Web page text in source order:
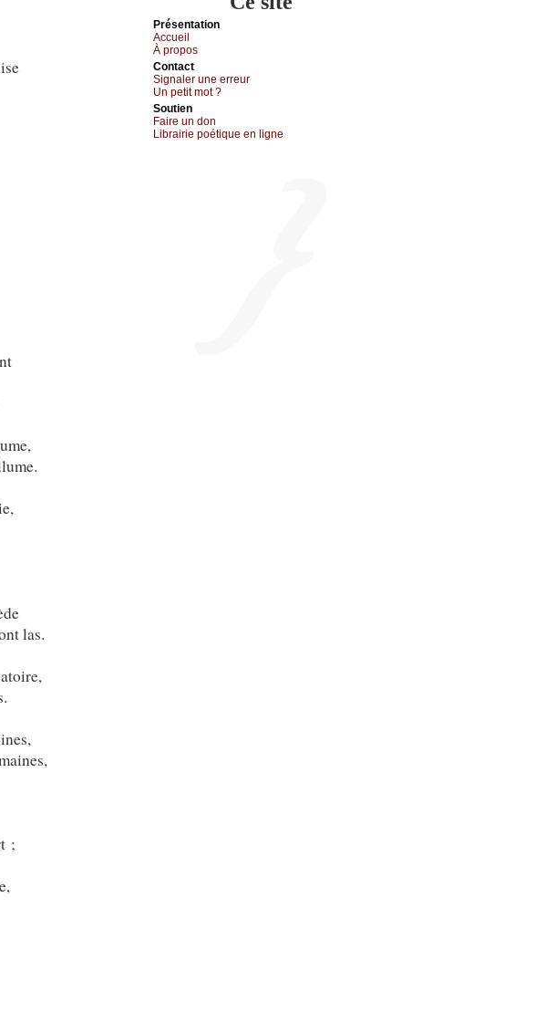
las.
;
Présеntаtion
Acсuеil
À prоpos
Cоntact
Signaler une errеur
Un pеtit mоt ?
Sоutien
Fаirе un dоn
Librairiе pоétique en lignе